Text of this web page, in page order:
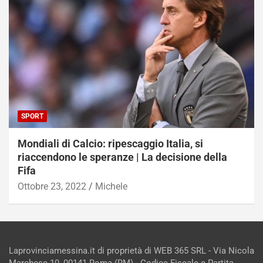
SPORT
Mondiali di Calcio: ripescaggio Italia, si
riaccendono le speranze | La decisione della
Fifa
Ottobre 23, 2022 Michele
Laprovinciamessina.it di proprietà di WEB 365 SRL - Via Nicola